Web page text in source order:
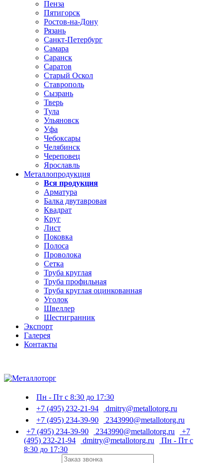
Пенза
Пятигорск
Ростов-на-Дону
Рязань
Санкт-Петербург
Самара
Саранск
Саратов
Старый Оскол
Ставрополь
Сызрань
Тверь
Тула
Ульяновск
Уфа
Чебоксары
Челябинск
Череповец
Ярославль
Металлопродукция
Вся продукция
Арматура
Балка двутавровая
Квадрат
Круг
Лист
Поковка
Полоса
Проволока
Сетка
Труба круглая
Труба профильная
Труба круглая оцинкованная
Уголок
Швеллер
Шестигранник
Экспорт
Галерея
Контакты
Пн - Пт с 8:30 до 17:30
+7 (495) 232-21-94
dmitry@metallotorg.ru
+7 (495) 234-39-90
2343990@metallotorg.ru
+7 (495) 234-39-90
2343990@metallotorg.ru
+7
(495) 232-21-94
dmitry@metallotorg.ru
Пн - Пт с
8:30 до 17:30